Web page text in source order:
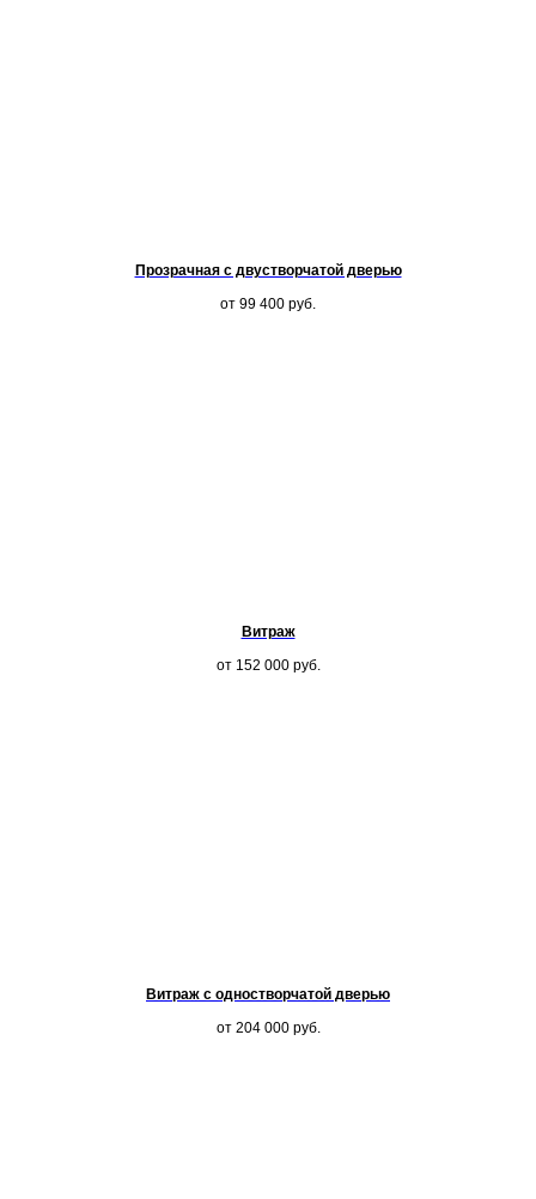
Прозрачная с двустворчатой дверью
от 99 400 руб.
Витраж
от 152 000 руб.
Витраж с одностворчатой дверью
от 204 000 руб.